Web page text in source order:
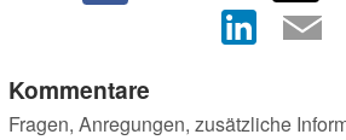
Kommentare
Fragen, Anregungen, zusätzliche